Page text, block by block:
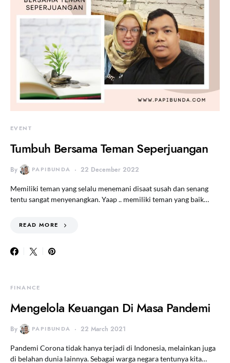
EVENT
Tumbuh Bersama Teman Seperjuangan
By PAPIBUNDA 22 December 2022
Memiliki teman yang selalu menemani disaat susah dan senang
tentu sangat menyenangkan. Yaap .. memiliki teman yang baik…
READ MORE
FINANCE
Mengelola Keuangan Di Masa Pandemi
By PAPIBUNDA 22 March 2021
Pandemi Corona tidak hanya terjadi di Indonesia, melainkan juga
di belahan dunia lainnya. Sebagai warga negara tentunya kita…